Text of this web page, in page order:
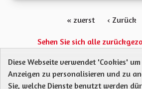
« zuerst ‹ Zurück
Sehen Sie sich alle
Protection des Données
Diese Webseite verwendet 'Cookies'
Anzeigen zu personalisieren und zu
Sie, welche Dienste benutzt werden